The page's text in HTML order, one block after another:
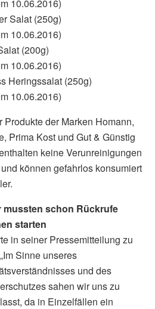
10.06.2016)
Salat (250g)
10.06.2016)
(200g)
10.06.2016)
Heringssalat (250g)
10.06.2016)
der Marken Homann,
Prima Kost und Gut & Günstig
keine Verunreinigungen
können gefahrlos konsumiert
mussten schon Rückrufe
starten
in seiner Pressemitteilung zu
Sinne unseres
und des
sahen wir uns zu
da in Einzelfällen ein